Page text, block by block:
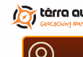
Aller
contenu
principal
Aller
menu
principal
Aller
pied